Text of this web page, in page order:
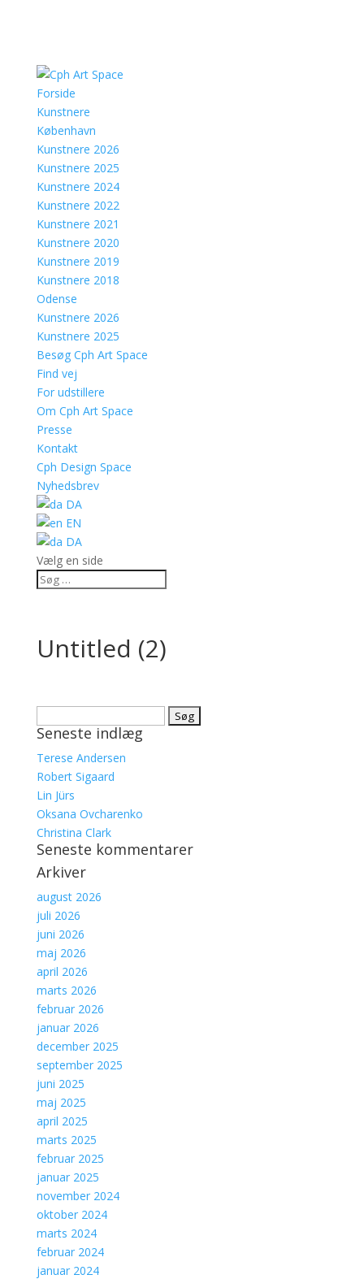
Forside
Kunstnere
København
Kunstnere 2026
Kunstnere 2025
Kunstnere 2024
Kunstnere 2022
Kunstnere 2021
Kunstnere 2020
Kunstnere 2019
Kunstnere 2018
Odense
Kunstnere 2026
Kunstnere 2025
Besøg Cph Art Space
Find vej
For udstillere
Om Cph Art Space
Presse
Kontakt
Cph Design Space
Nyhedsbrev
DA
EN
DA
Vælg en side
Untitled (2)
efter:
Seneste indlæg
Terese Andersen
Robert Sigaard
Lin Jürs
Oksana Ovcharenko
Christina Clark
Seneste kommentarer
Arkiver
august 2026
juli 2026
juni 2026
maj 2026
april 2026
marts 2026
februar 2026
januar 2026
december 2025
september 2025
juni 2025
maj 2025
april 2025
marts 2025
februar 2025
januar 2025
november 2024
oktober 2024
marts 2024
februar 2024
januar 2024